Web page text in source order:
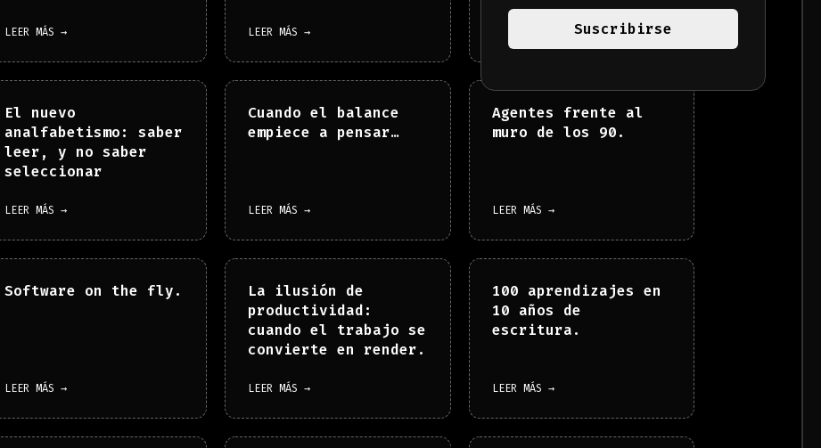
LEER MÁS → LEER MÁS →
El nuevo
analfabetismo: saber
leer, y no saber
seleccionar
LEER MÁS →
Cuando el balance
empiece a pensar…
LEER MÁS →
Agentes frente al
muro de los 90.
LEER MÁS →
Software on the fly.
LEER MÁS →
La ilusión de
productividad:
cuando el trabajo se
convierte en render.
LEER MÁS →
100 aprendizajes en
10 años de
escritura.
LEER MÁS →